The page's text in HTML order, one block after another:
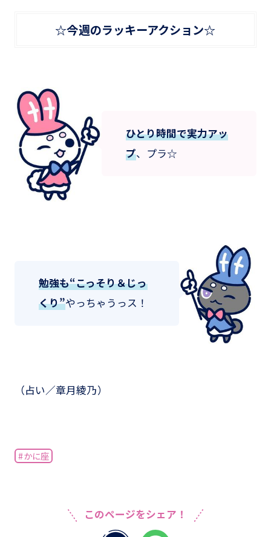
☆今週のラッキーアクション☆
ひとり時間で実力アッ
プ、プラ☆
勉強も“こっそり＆じっ
くり”やっちゃうっス！
（占い／章月綾乃）
#かに座
このページをシェア！